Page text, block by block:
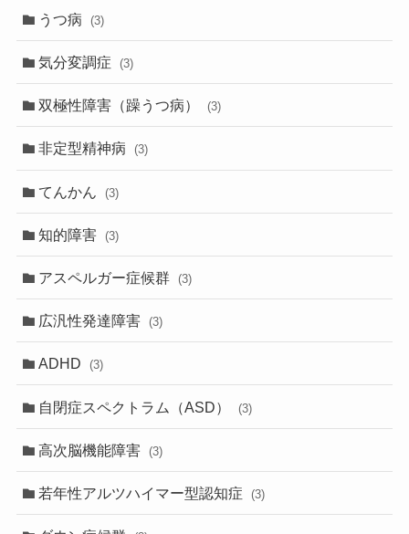
うつ病 (3)
気分変調症 (3)
双極性障害（躁うつ病） (3)
非定型精神病 (3)
てんかん (3)
知的障害 (3)
アスペルガー症候群 (3)
広汎性発達障害 (3)
ADHD (3)
自閉症スペクトラム（ASD） (3)
高次脳機能障害 (3)
若年性アルツハイマー型認知症 (3)